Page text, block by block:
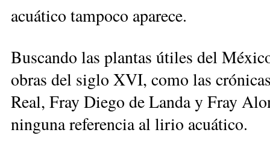
acuático tampoco aparece.
Buscando las plantas útiles del
obras del siglo XVI, como las
Real, Fray Diego de Landa y Fray
ninguna referencia al lirio acuático.